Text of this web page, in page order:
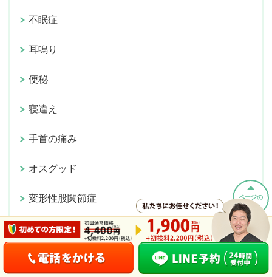
不眠症
耳鳴り
便秘
寝違え
手首の痛み
オスグッド
変形性股関節症
すべり症
テニス肘（上腕骨外側上顆炎）
ページの
先頭へ